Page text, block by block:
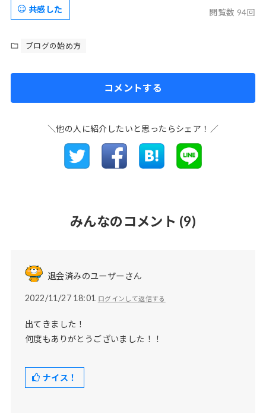
閲覧数 94回
共感した
ブログの始め方
コメントする
＼他の人に紹介したいと思ったらシェア！／
みんなのコメント (9)
退会済みのユーザーさん
2022/11/27 18:01 ログインして返信する
出てきました！
何度もありがとうございました！！
ナイス！